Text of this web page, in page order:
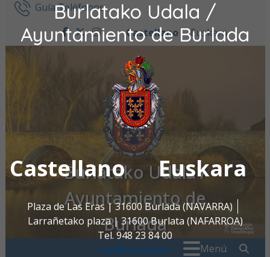
Burlatako Udala /
Ayuntamiento de Burlada
Castellano Euskara
Plaza de Las Eras | 31600 Burlada (NAVARRA)
Larrañetako plaza | 31600 Burlata (NAFARROA)
Tel. 948 23 84 00
oac@burlada.es
Ir al contenidoGuía Teléfonos
facebook
twitter
instagram
Castellano Euskara
Burlatako Udala /
Ayuntamiento de
Burlada
Menú